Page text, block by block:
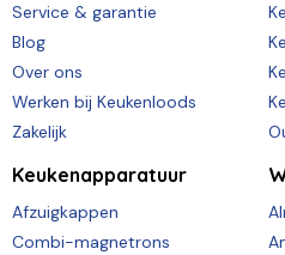
Service & garantie
Blog
Over ons
Werken bij Keukenloods
Zakelijk
Keukenapparatuur
Afzuigkappen
Combi-magnetrons